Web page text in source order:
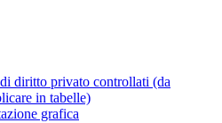
diritto privato controllati (da
in tabelle)
grafica